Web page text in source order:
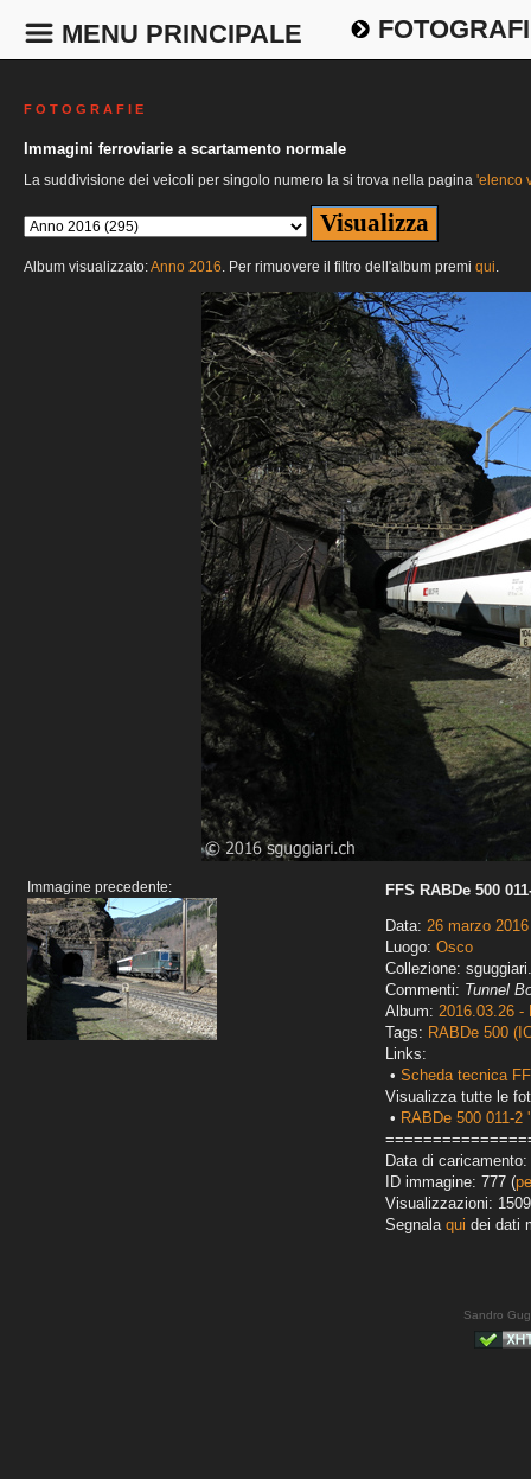
MENU PRINCIPALE
F O T O G R A F I E
Immagini ferroviarie a scartamento normale
La suddivisione dei veicoli per singolo numero la si trova nella pagina 'elenco
Album visualizzato:Anno 2016. Per rimuovere il filtro dell'album premi qui.
Immagine precedente:
FFS RABDe 500
Data: 26 marzo 2016
Luogo: Osco
Collezione:
Commenti: Tunnel
Album: 2016.03.26 -
Tags: RABDe 500
Links:
• Scheda tecnica
Visualizza tutte le
• RABDe 500 011-2
Data di caricamento:
ID immagine: 777 (
Visualizzazioni: 1509
Segnala qui dei dati
Sandro